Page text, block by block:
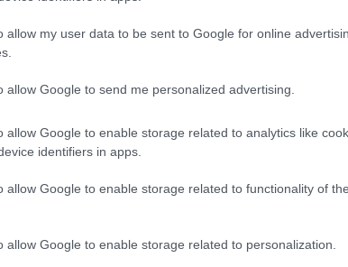
allow my user data to be sent to Google for online
allow Google to send me personalized advertising.
allow Google to enable storage related to analytics like
identifiers in apps.
allow Google to enable storage related to functionality of
allow Google to enable storage related to personalization.
base all’andamento del mercato. Scegliere
lacertezza della spesacon la
limiti
pianificare il bilancio familiare senza
più costoso quando i tassi di riferimento sono
la rata in presenza di andamenti
o con cap permettono di combinare